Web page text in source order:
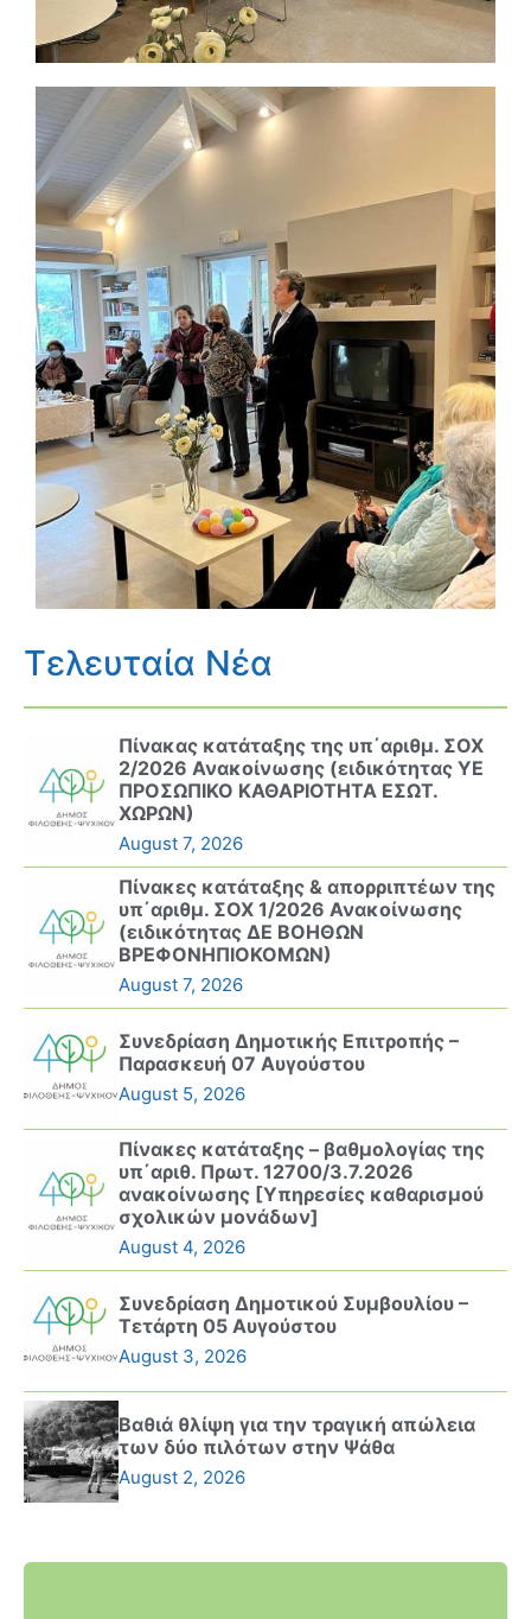
Τελευταία Νέα
Πίνακας κατάταξης της υπ΄αριθμ. ΣΟΧ
2/2026 Ανακοίνωσης (ειδικότητας ΥΕ
ΠΡΟΣΩΠΙΚΟ ΚΑΘΑΡΙΟΤΗΤΑ ΕΣΩΤ.
ΧΩΡΩΝ)
August 7, 2026
Πίνακες κατάταξης & απορριπτέων της
υπ΄αριθμ. ΣΟΧ 1/2026 Ανακοίνωσης
(ειδικότητας ΔΕ ΒΟΗΘΩΝ
ΒΡΕΦΟΝΗΠΙΟΚΟΜΩΝ)
August 7, 2026
Συνεδρίαση Δημοτικής Επιτροπής –
Παρασκευή 07 Αυγούστου
August 5, 2026
Πίνακες κατάταξης – βαθμολογίας της
υπ΄αριθ. Πρωτ. 12700/3.7.2026
ανακοίνωσης [Υπηρεσίες καθαρισμού
σχολικών μονάδων]
August 4, 2026
Συνεδρίαση Δημοτικού Συμβουλίου –
Τετάρτη 05 Αυγούστου
August 3, 2026
Βαθιά θλίψη για την τραγική απώλεια
των δύο πιλότων στην Ψάθα
August 2, 2026